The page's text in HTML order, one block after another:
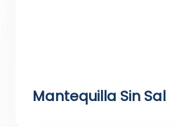
Mantequilla Sin Sal